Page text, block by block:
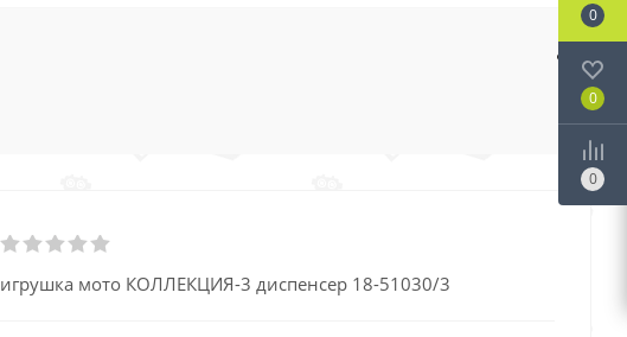
игрушка мото КОЛЛЕКЦИЯ-3 диспенсер 18-51030/3
0
0
0